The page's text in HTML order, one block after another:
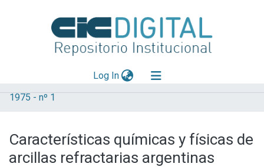
Log In(current)
Explorar
Aportar material
1975 - nº 1
Características químicas y físicas de
arcillas refractarias argentinas